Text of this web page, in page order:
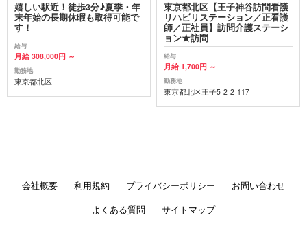
嬉しい駅近！徒歩3分♪夏季・年
末年始の長期休暇も取得可能で
す！
給与
月給 308,000円 ～
勤務地
東京都北区
東京都北区【王子神谷訪問看護
リハビリステーション／正看護
師／正社員】訪問介護ステーシ
ョン★訪問
給与
月給 1,700円 ～
勤務地
東京都北区王子5-2-2-117
会社概要 利用規約 プライバシーポリシー
お問い合わせ
よくある質問
サイトマップ